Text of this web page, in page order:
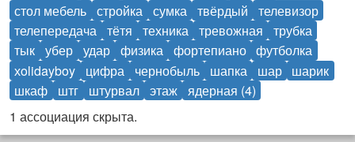
стол мебель стройка сумка твёрдый
телевизор
телепередача тётя техника тревожная
трубка
тык убер удар физика фортепиано футболка
хolidayboy
цифра чернобыль шапка шар шарик
шкаф
штг штурвал этаж ядерная (4)
1 ассоциация скрыта.